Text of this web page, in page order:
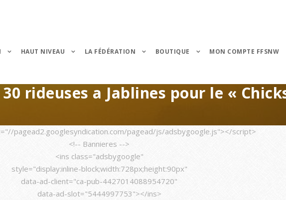
HAUT NIVEAU LA FÉDÉRATION BOUTIQUE MON COMPTE FFSNW
rideuses a Jablines pour le «
pagead2.googlesyndication.com/pagead/js/adsbygoogle.js"></script>
<!-- Bannieres -->
<ins class="adsbygoogle"
style="display:inline-block;width:728px;height:90px"
data-ad-client="ca-pub-4427014088954720"
data-ad-slot="5444997753"></ins>